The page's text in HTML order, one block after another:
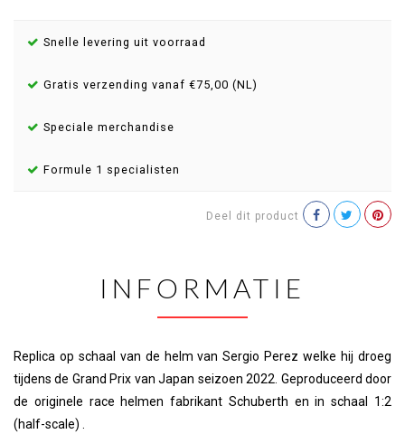
Snelle levering uit voorraad
Gratis verzending vanaf €75,00 (NL)
Speciale merchandise
Formule 1 specialisten
Deel dit product
INFORMATIE
Replica op schaal van de helm van Sergio Perez welke hij droeg
tijdens de Grand Prix van Japan seizoen 2022. Geproduceerd door
de originele race helmen fabrikant Schuberth en in schaal 1:2
(half-scale) .